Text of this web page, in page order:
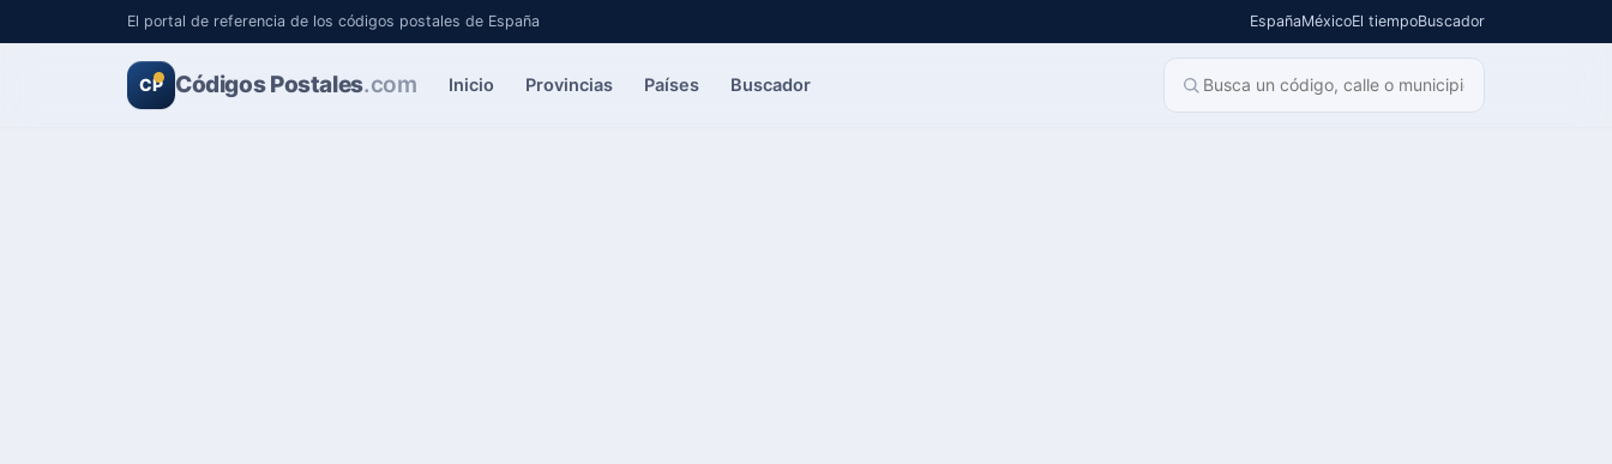
El portal de referencia de los códigos postales de España EspañaMéxicoEl tiempoBuscador
CP Códigos Postales.com Inicio Provincias Países Buscador